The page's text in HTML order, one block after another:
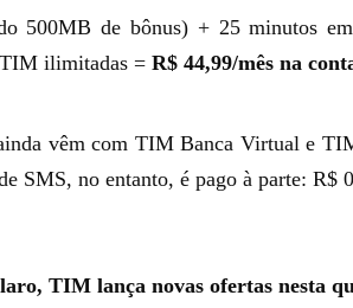
500MB de bônus) + 25 minutos
TIM ilimitadas =R$ 44,99/mês na
vêm com TIM Banca Virtual e
SMS, no entanto, é pago à parte: R$
TIM lança novas ofertas nesta